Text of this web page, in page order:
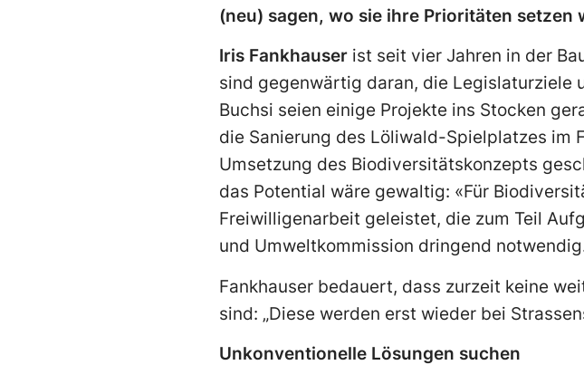
(neu) sagen, wo sie ihre Prioritäten setzen
Iris Fankhauser ist seit vier Jahren in der
sind gegenwärtig daran, die Legislaturziele
Buchsi seien einige Projekte ins Stocken
die Sanierung des Löliwald-Spielplatzes im
Umsetzung des Biodiversitätskonzepts
das Potential wäre gewaltig: «Für
Freiwilligenarbeit geleistet, die zum Teil
und Umweltkommission dringend
Fankhauser bedauert, dass zurzeit keine
sind: „Diese werden erst wieder bei
Unkonventionelle Lösungen suchen